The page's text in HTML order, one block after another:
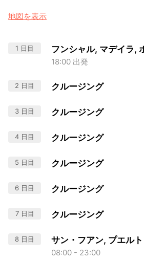
地図を表示
1 日目 フンシャル, マデイラ,
18:00 出発
2 日目 クルージング
3 日目 クルージング
4 日目 クルージング
5 日目 クルージング
6 日目 クルージング
7 日目 クルージング
8 日目 サン・フアン, プエル
08:00 - 23:00